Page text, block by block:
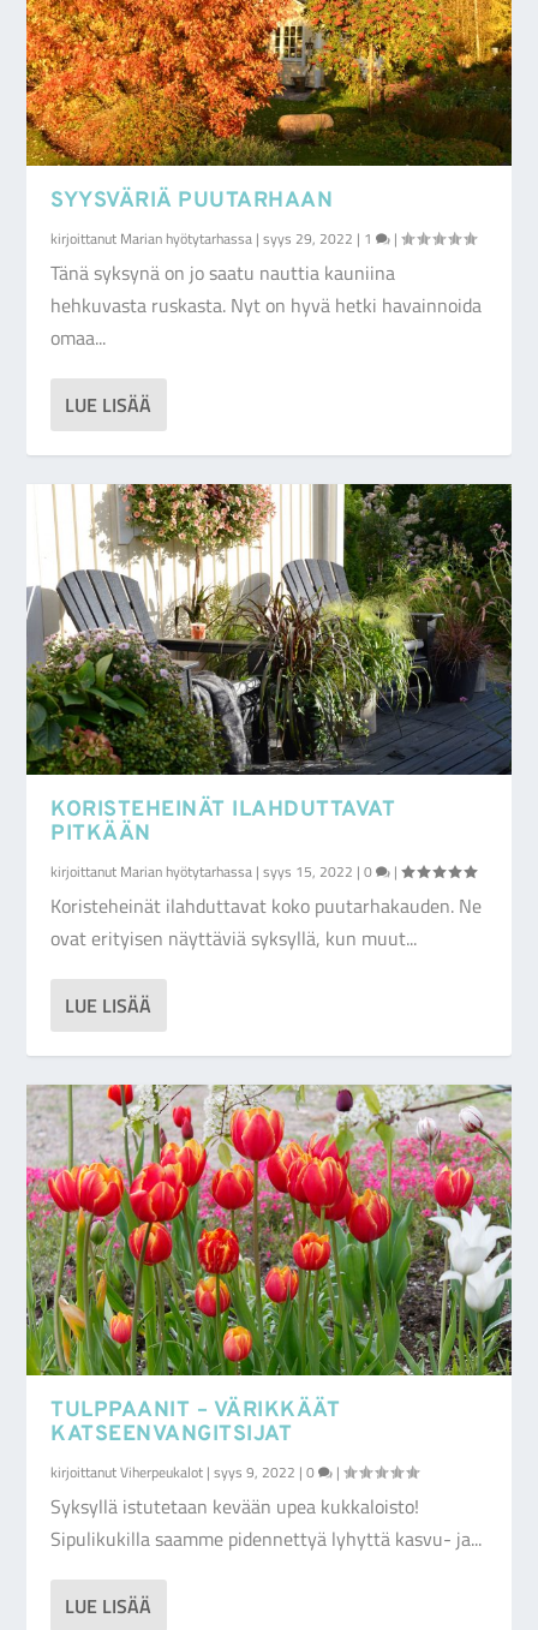
SYYSVÄRIÄ PUUTARHAAN
kirjoittanut Marian hyötytarhassa |syys 29, 2022 | 1 |
Tänä syksynä on jo saatu nauttia kauniina
hehkuvasta ruskasta. Nyt on hyvä hetki havainnoida
omaa...
LUE LISÄÄ
KORISTEHEINÄT ILAHDUTTAVAT
PITKÄÄN
kirjoittanut Marian hyötytarhassa |syys 15, 2022 |0 |
Koristeheinät ilahduttavat koko puutarhakauden. Ne
ovat erityisen näyttäviä syksyllä, kun muut...
LUE LISÄÄ
TULPPAANIT – VÄRIKKÄÄT
KATSEENVANGITSIJAT
kirjoittanutViherpeukalot |syys 9, 2022 |0 |
Syksyllä istutetaan kevään upea kukkaloisto!
Sipulikukilla saamme pidennettyä lyhyttä kasvu- ja...
LUE LISÄÄ